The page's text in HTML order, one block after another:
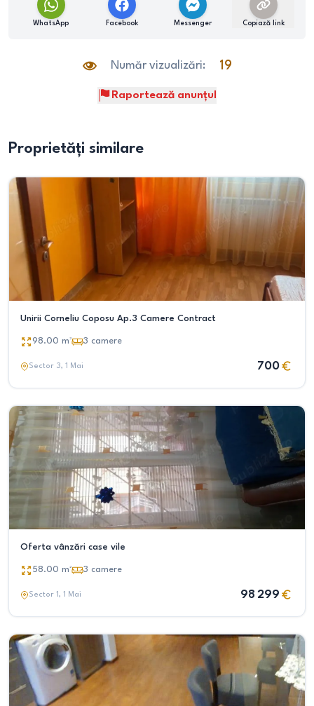
WhatsApp Facebook Messenger Copiază link
Număr vizualizări: 19
Raportează anunțul
Proprietăți similare
Unirii Corneliu Coposu Ap.3 Camere Contract
98.00 m² 3 camere
Sector 3, 1 Mai 700
Oferta vânzări case vile
58.00 m² 3 camere
Sector 1, 1 Mai 98 299